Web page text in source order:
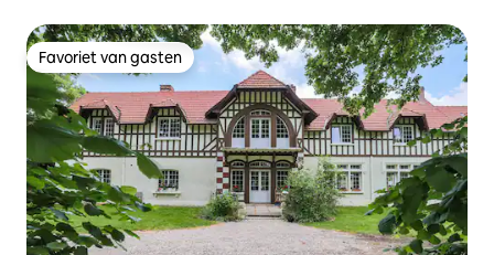
Favoriet van gasten
Favoriet van gasten